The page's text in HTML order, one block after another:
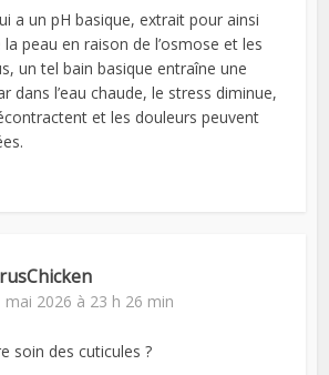
a un pH basique, extrait pour ainsi
peau en raison de l’osmose et les
un tel bain basique entraîne une
dans l’eau chaude, le stress diminue,
et les douleurs peuvent
mai 2026 à 23 h 26 min
soin des cuticules ?